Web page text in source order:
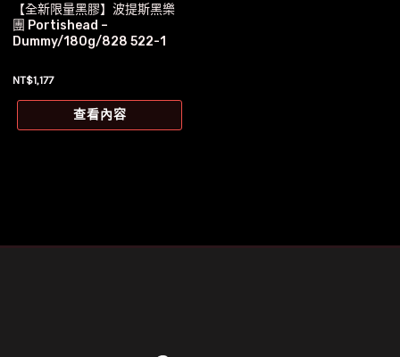
【全新限量黑膠】波提斯黑樂
團 Portishead –
Dummy/180g/828 522-1
NT$1,177
查看內容